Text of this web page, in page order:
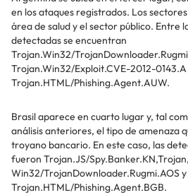
en los ataques registrados. Los
área de salud y el sector público. Entre
detectadas se encuentran
Trojan.Win32/
Trojan.Win32/Exploit.CVE-2012-0143.A
Trojan.HTML/Phishing.Agent.AUW.
Brasil aparece en cuarto lugar y, tal
análisis anteriores, el tipo de amenaza
troyano bancario. En este caso, las
fueron Trojan.JS/Spy.Banker.KN,Trojan,
Win32/TrojanDownloader.Rugmi.AOS y
Trojan.HTML/Phishing.Agent.BGB.